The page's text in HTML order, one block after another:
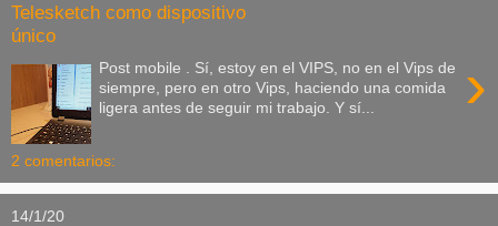
Telesketch como dispositivo
único
›
Post mobile . Sí, estoy en el VIPS, no en el Vips de
siempre, pero en otro Vips, haciendo una comida
ligera antes de seguir mi trabajo. Y sí...
2 comentarios:
14/1/20